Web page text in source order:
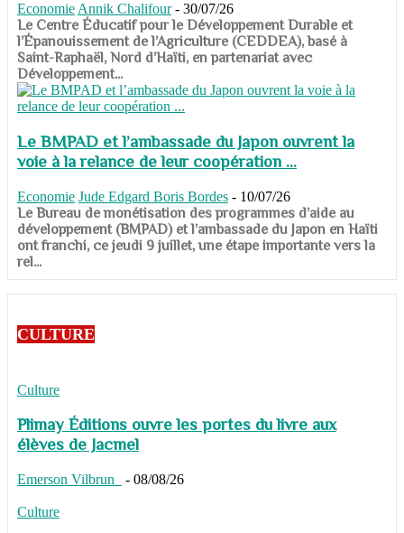
Economie Annik Chalifour - 30/07/26
​​​​​​​Le Centre Éducatif pour le Développement Durable et
l’Épanouissement de l’Agriculture (CEDDEA), basé à
Saint-Raphaël, Nord d’Haïti, en partenariat avec
Développement...
Le BMPAD et l’ambassade du Japon ouvrent la
voie à la relance de leur coopération ...
Economie Jude Edgard Boris Bordes - 10/07/26
​​​​​​​Le Bureau de monétisation des programmes d’aide au
développement (BMPAD) et l’ambassade du Japon en Haïti
ont franchi, ce jeudi 9 juillet, une étape importante vers la
rel...
CULTURE
Culture
Plimay Éditions ouvre les portes du livre aux
élèves de Jacmel
Emerson Vilbrun - 08/08/26
Culture